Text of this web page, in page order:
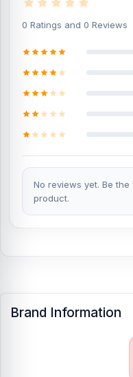
0 Ratings and 0 Reviews
No reviews yet. Be
product.
Brand Information